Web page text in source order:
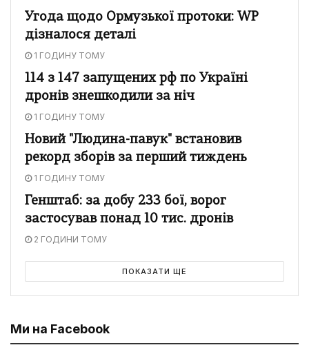
Угода щодо Ормузької протоки: WP
дізналося деталі
1 ГОДИНУ ТОМУ
114 з 147 запущених рф по Україні
дронів знешкодили за ніч
1 ГОДИНУ ТОМУ
Новий "Людина-павук" встановив
рекорд зборів за перший тиждень
1 ГОДИНУ ТОМУ
Генштаб: за добу 233 бої, ворог
застосував понад 10 тис. дронів
2 ГОДИНИ ТОМУ
ПОКАЗАТИ ЩЕ
Ми на Facebook